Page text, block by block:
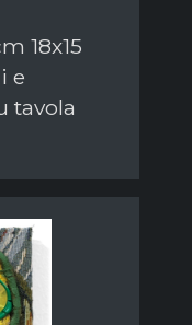
18x15
e
tavola